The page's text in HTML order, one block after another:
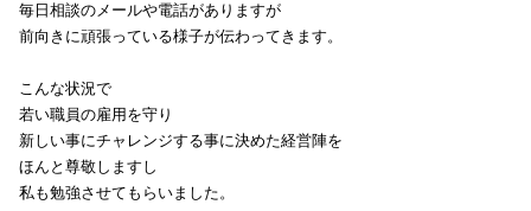
毎日相談のメールや電話がありますが
前向きに頑張っている様子が伝わってきます。
こんな状況で
若い職員の雇用を守り
新しい事にチャレンジする事に決めた経営陣を
ほんと尊敬しますし
私も勉強させてもらいました。